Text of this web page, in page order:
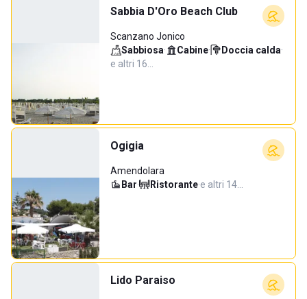
Sabbia D'Oro Beach Club
Scanzano Jonico
Sabbiosa· Cabine· Doccia calda·
e altri 16…
Ogigia
Amendolara
Bar· Ristorante·e altri 14…
Lido Paraiso